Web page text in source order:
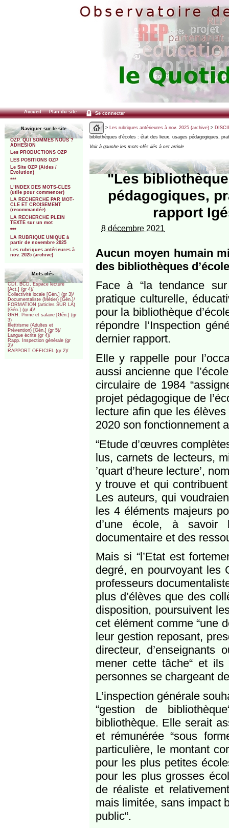
Accueil Plan du site Se connecter
Naviguer sur le site
OZP. QUI SOMMES NOUS ?
ADHESION
Les PRODUCTIONS OZP
LES POSITIONS OZP
Le Site OZP (Aides /
Evolution)
***
L’INDEX DES MOTS-CLES
(utile pour commencer)
LA RECHERCHE PAR MOT-
CLE ET CROISEMENT
(recommandée)
LA RECHERCHE PLEIN
TEXTE sur un mot
***
LA RUBRIQUE UNIQUE à
partir de novembre 2025
Les rubriques antérieures à
nov. 2025 (archive)
Mots-clés
CDI, BCD, Espace lecture
[Act.] (gr 4)/
Collectivité locale [Gén.] (gr 3)/
Documentaliste (Métier) [Gén.]/
FORMATION (articles SUR LA)
[Gén.] (gr 4)/
GRH. Prime et salaire [Gén.] (gr
3)
Illettrisme (Adultes et
Prévention) [Gén.] (gr 5)/
Langue écrite (gr 4)/
Rapp. Inspection générale (gr
2)/
RAPPORT OFFICIEL (gr 2)/
> Les rubriques antérieures à nov. 2025 (archive)>
bibliothèques d’écoles : état des lieux, usages pédagogiques,
Voir à gauche les mots-clés liés à cet article
"Les
pédagogiques,
rapport
8 décembre 2021
Aucun moyen humain
des bibliothèques
Face à “la tendance
pratique culturelle,
pour la bibliothèque
répondre l’Inspection
dernier rapport.
Elle y rappelle pour
aussi ancienne que
circulaire de 1984
projet pédagogique de
lecture afin que les
2020 son fonctionnement
“Etude d’œuvres
lus, carnets de lecteurs,
’quart d’heure lecture’,
y trouve et qui
Les auteurs, qui
les 4 éléments majeurs
d’une école, à savoir
documentaire et des
Mais si “l’Etat est
degré, en pourvoyant les
professeurs
plus d’élèves que des
disposition, poursuivent
cet élément comme “une
leur gestion reposant,
directeur, d’enseignants
mener cette tâche“ et
personnes se chargeant
L’inspection générale
“gestion de
bibliothèque. Elle serait
et rémunérée “sous
particulière, le montant
pour les plus petites
pour les plus grosses
de réaliste et
mais limitée, sans impact
public“.